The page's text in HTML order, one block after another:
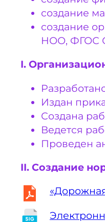
создание
создание
НОО, ФГОС
I.
Издан
Создана
Ведется
Проведен
II. Создание